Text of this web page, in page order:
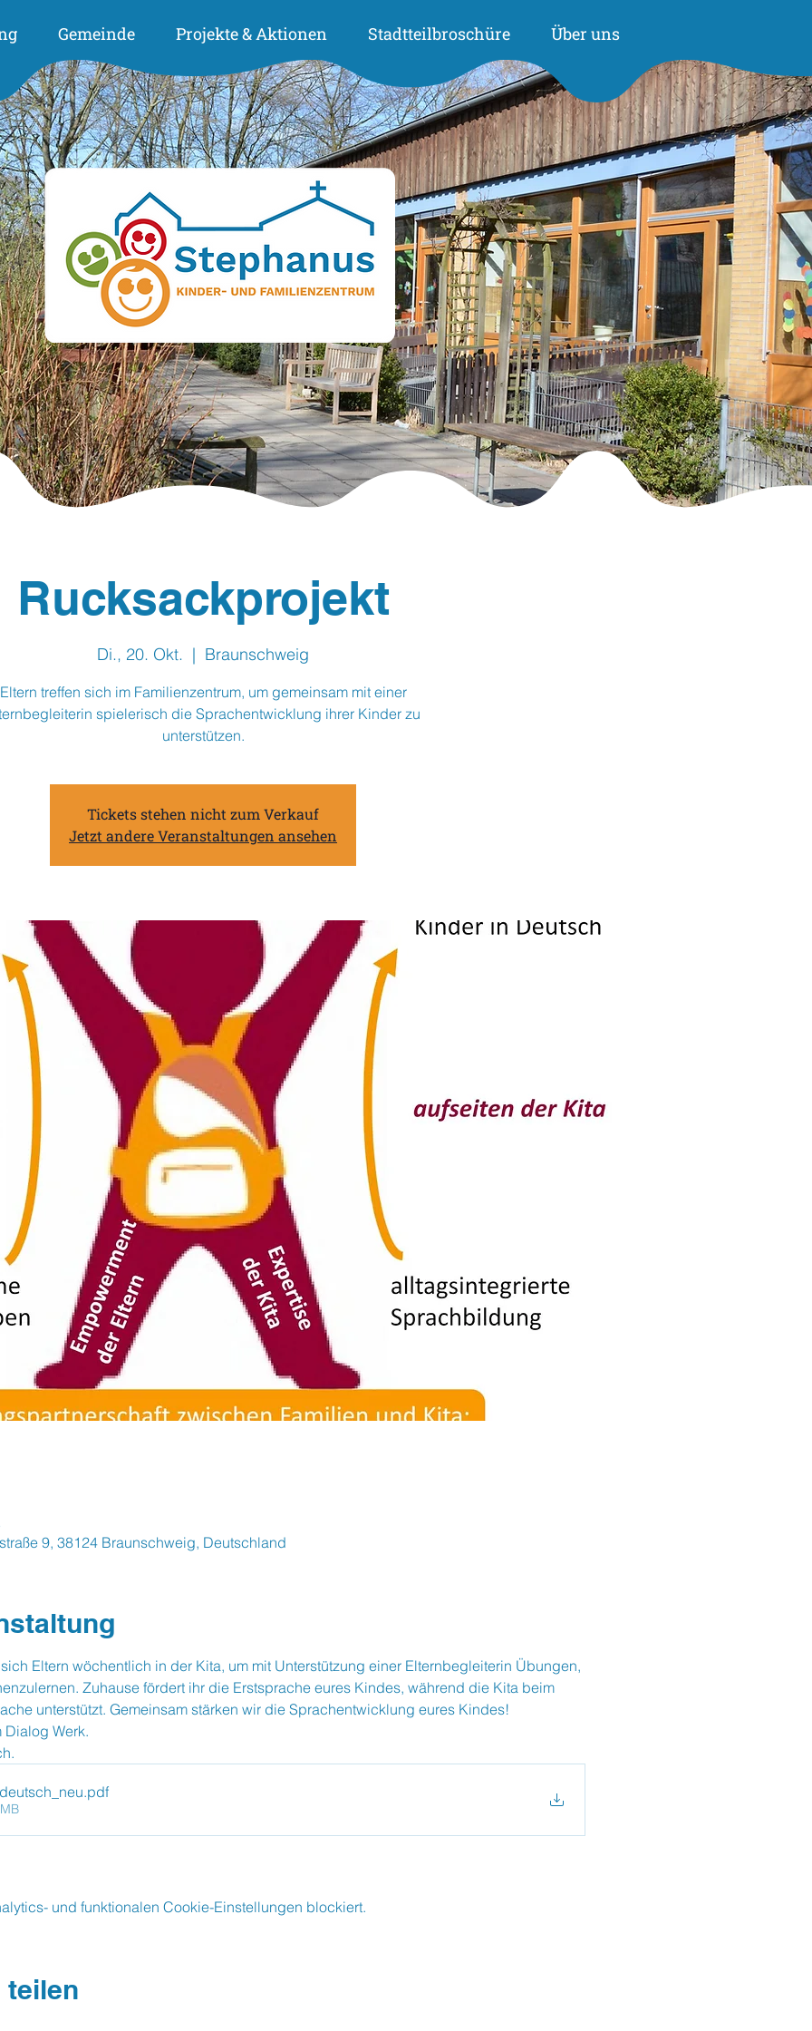
Gemeinde Projekte & Aktionen Stadtteilbroschüre Über uns
Rucksackprojekt
Di., 20. Okt.
  |
Braunschweig
Eltern treffen sich im Familienzentrum, um gemeinsam mit einer
spielerisch die Sprachentwicklung ihrer Kinder zu
unterstützen.
Tickets stehen nicht zum Verkauf
Jetzt andere Veranstaltungen ansehen
9, 38124 Braunschweig, Deutschland
Eltern wöchentlich in der Kita, um mit Unterstützung einer Elternbegleiterin Übungen,
Zuhause fördert ihr die Erstsprache eures Kindes, während die Kita beim
unterstützt. Gemeinsam stärken wir die Sprachentwicklung eures Kindes!
Dialog Werk.
.pdf
und funktionalen Cookie-Einstellungen blockiert.
teilen